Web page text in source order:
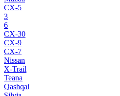
CX-5
3
6
CX-30
CX-9
CX-7
Nissan
X-Trail
Teana
Qashqai